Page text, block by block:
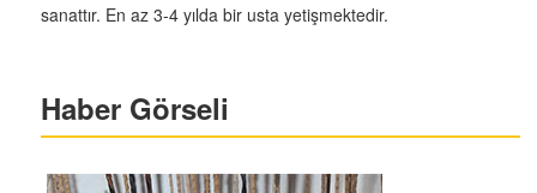
sanattır. En az 3-4 yılda bir usta yetişmektedir.
Haber Görseli